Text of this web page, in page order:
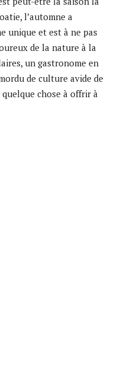
l’automne a
unique et est à ne pas
de la nature à la
un gastronome en
de culture avide de
chose à offrir à